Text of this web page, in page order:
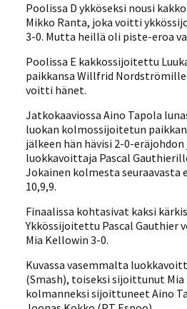
Poolissa D ykköseksi nousi
Mikko Ranta, joka voitti
3-0. Mutta heillä oli piste-eroa
Poolissa E kakkossijoitettu
paikkansa Willfrid
voitti hänet.
Jatkokaaviossa Aino Tapola
luokan kolmossijoitetun
jälkeen hän hävisi 2-0-eräjohdon
luokkavoittaja Pascal
Jokainen kolmesta seuraavasta
10,9,9.
Finaalissa kohtasivat kaksi
Ykkössijoitettu Pascal
Mia Kellowin 3-0.
Kuvassa vasemmalta
(Smash), toiseksi sijoittunut Mia
kolmanneksi sijoittuneet Aino